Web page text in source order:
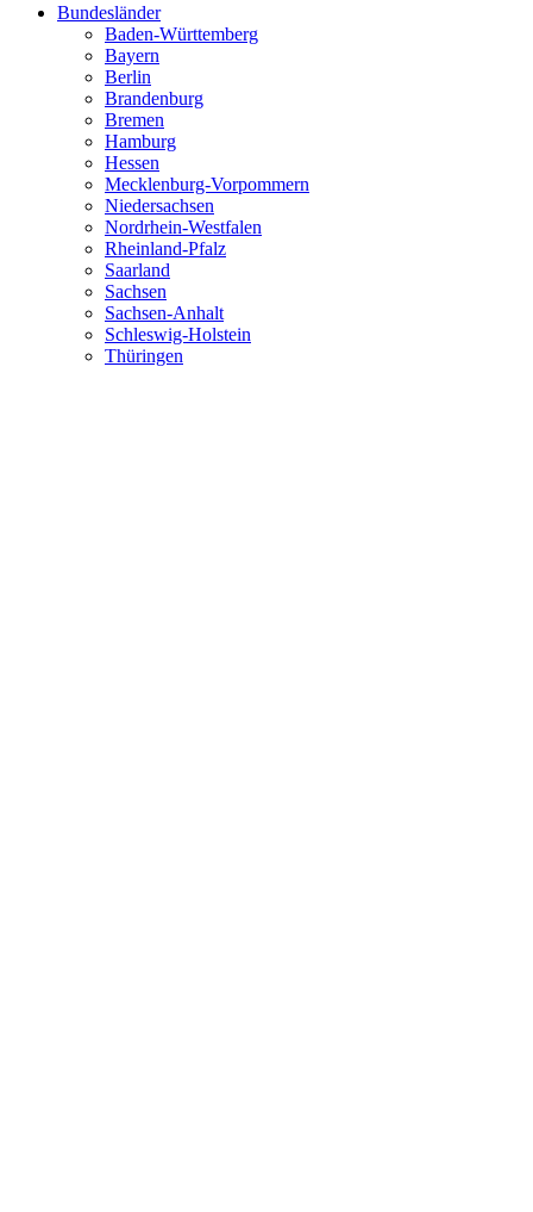
Bundesländer
Baden-Württemberg
Bayern
Berlin
Brandenburg
Bremen
Hamburg
Hessen
Mecklenburg-Vorpommern
Niedersachsen
Nordrhein-Westfalen
Rheinland-Pfalz
Saarland
Sachsen
Sachsen-Anhalt
Schleswig-Holstein
Thüringen